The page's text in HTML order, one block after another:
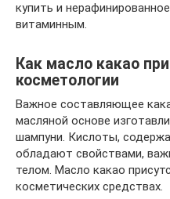
купить и
витаминным.
Как масло какао
косметологии
Важное составляющее
масляной основе
шампуни. Кислоты,
обладают свойствами,
телом. Масло какао
косметических средствах.